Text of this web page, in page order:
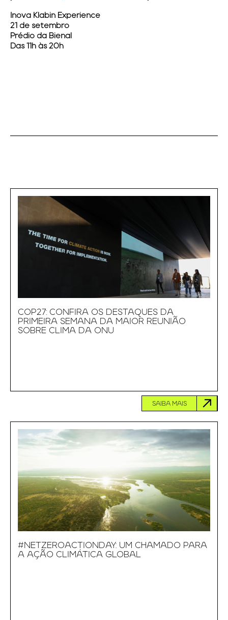
Inova Klabin Experience
21 de setembro
Prédio da Bienal
Das 11h às 20h
COP27: CONFIRA OS DESTAQUES DA
PRIMEIRA SEMANA DA MAIOR REUNIÃO
SOBRE CLIMA DA ONU
SAIBA MAIS
#NETZEROACTIONDAY: UM CHAMADO PARA
A AÇÃO CLIMÁTICA GLOBAL